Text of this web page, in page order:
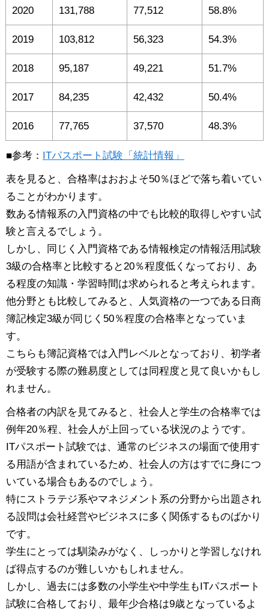
2020 131,788 77,512 58.8%
2019 103,812 56,323 54.3%
2018 95,187 49,221 51.7%
2017 84,235 42,432 50.4%
2016 77,765 37,570 48.3%
■参考： ITパスポート試験「統計情報」
表を見ると、合格率はおおよそ50％ほどで落ち着いてい
ることがわかります。
数ある情報系の入門資格の中でも比較的取得しやすい試
験と言えるでしょう。
しかし、同じく入門資格である情報検定の情報活用試験
3級の合格率と比較すると20％程度低くなっており、あ
る程度の知識・学習時間は求められると考えられます。
他分野とも比較してみると、人気資格の一つである日商
簿記検定3級が同じく50％程度の合格率となっていま
す。
こちらも簿記資格では入門レベルとなっており、初学者
が受験する際の難易度としては同程度と見て良いかもし
れません。
合格者の内訳を見てみると、社会人と学生の合格率では
例年20％程、社会人が上回っている状況のようです。
ITパスポート試験では、通常のビジネスの場面で使用す
る用語が含まれているため、社会人の方はすでに身につ
いている場合もあるのでしょう。
特にストラテジ系やマネジメント系の分野から出題され
る設問は会社経営やビジネスに多く関係するものばかり
です。
学生にとっては馴染みがなく、しっかりと学習しなけれ
ば得点するのが難しいかもしれません。
しかし、過去には多数の小学生や中学生もITパスポート
試験に合格しており、最年少合格は9歳となっているよ